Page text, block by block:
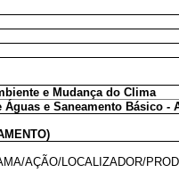
e Mudança do Clima
Águas e Saneamento Básico -
AÇÃO/LOCALIZADOR/